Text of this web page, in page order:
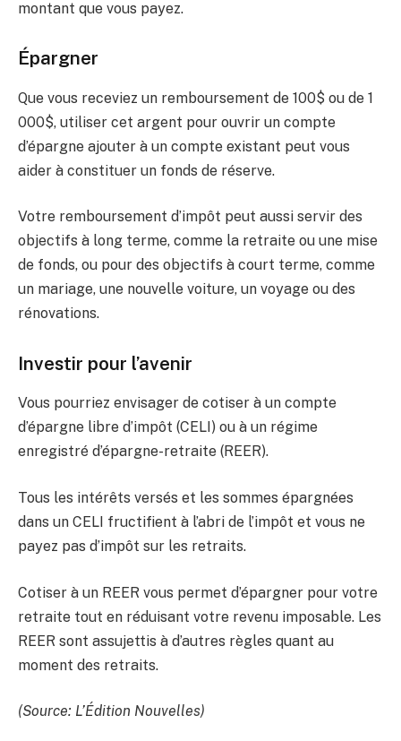
montant que vous payez.
Épargner
Que vous receviez un remboursement de 100$ ou de 1
000$, utiliser cet argent pour ouvrir un compte
d’épargne ajouter à un compte existant peut vous
aider à constituer un fonds de réserve.
Votre remboursement d’impôt peut aussi servir des
objectifs à long terme, comme la retraite ou une mise
de fonds, ou pour des objectifs à court terme, comme
un mariage, une nouvelle voiture, un voyage ou des
rénovations.
Investir pour l’avenir
Vous pourriez envisager de cotiser à un compte
d’épargne libre d’impôt (CELI) ou à un régime
enregistré d’épargne-retraite (REER).
Tous les intérêts versés et les sommes épargnées
dans un CELI fructifient à l’abri de l’impôt et vous ne
payez pas d’impôt sur les retraits.
Cotiser à un REER vous permet d’épargner pour votre
retraite tout en réduisant votre revenu imposable. Les
REER sont assujettis à d’autres règles quant au
moment des retraits.
(Source: L’Édition Nouvelles)